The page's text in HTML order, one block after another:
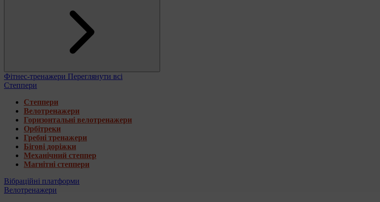
Фітнес-тренажери Переглянути всі
Степпери
Степпери
Велотренажери
Горизонтальні велотренажери
Орбітреки
Гребні тренажери
Бігові доріжки
Механічний степпер
Магнітні степпери
Вібраційні платформи
Велотренажери